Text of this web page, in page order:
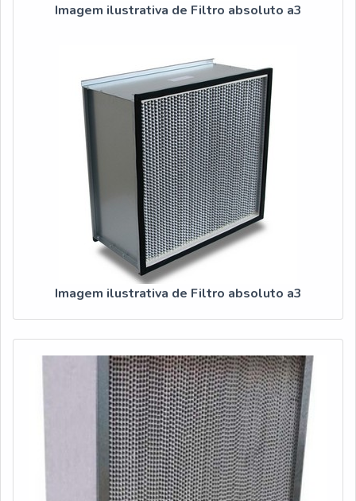
Imagem ilustrativa de Filtro absoluto a3
Imagem ilustrativa de Filtro absoluto a3